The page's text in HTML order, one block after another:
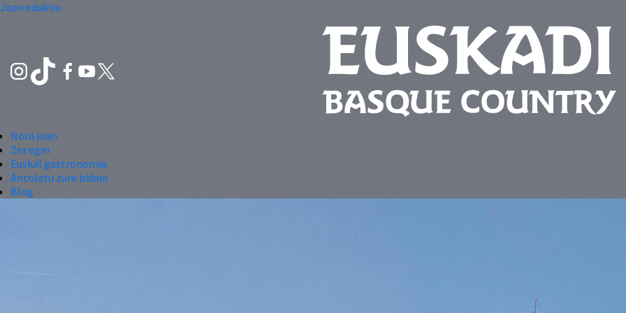
Joan edukira
Nora joan
Zer egin
Euskal gastronomia
Antolatu zure bidaia
Blog